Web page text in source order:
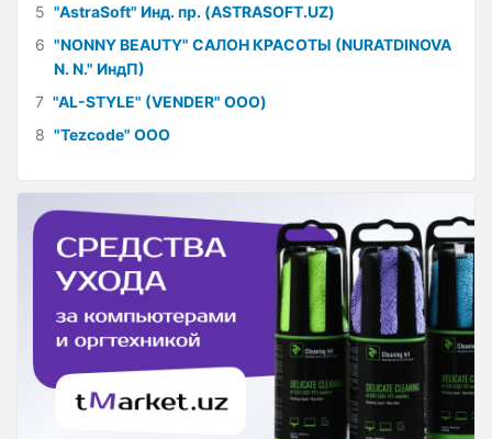
5 "AstraSoft" Инд. пр. (ASTRASOFT.UZ)
6 "NONNY BEAUTY" САЛОН КРАСОТЫ (NURATDINOVA
N. N." ИндП)
7 "AL-STYLE" (VENDER" ООО)
8 "Tezcode" ООО